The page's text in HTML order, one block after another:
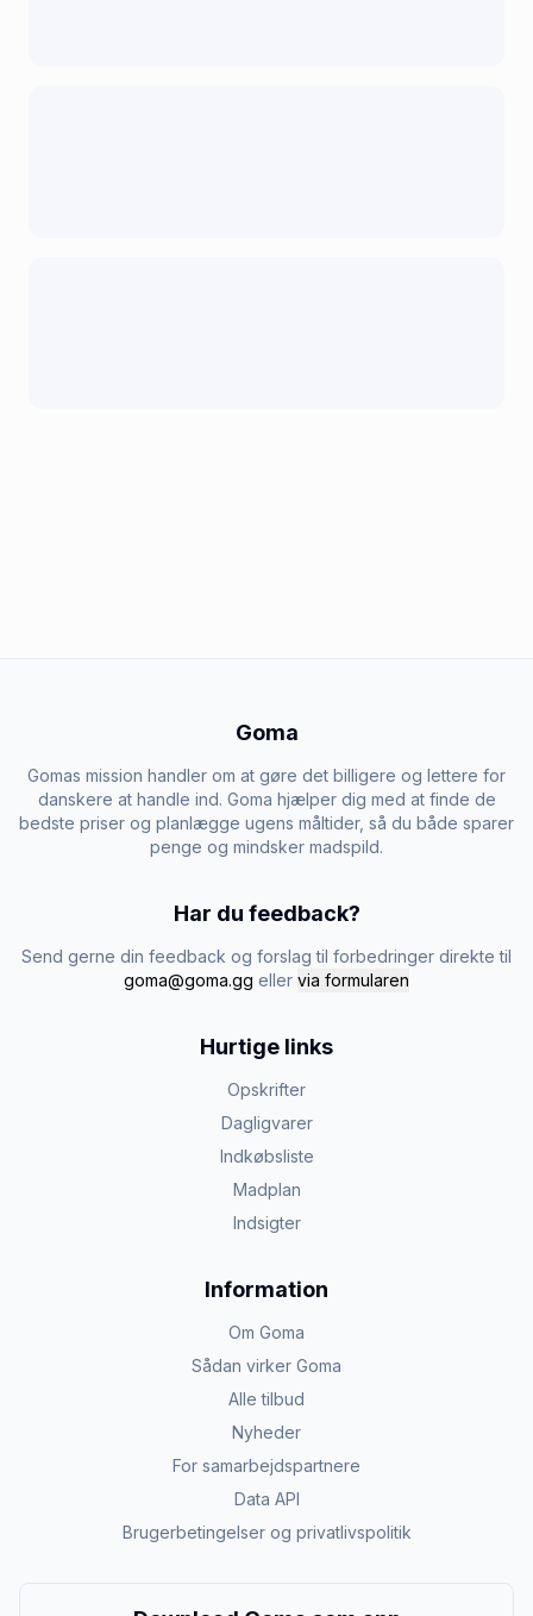
Goma
Gomas mission handler om at gøre det billigere og lettere for
danskere at handle ind. Goma hjælper dig med at finde de
bedste priser og planlægge ugens måltider, så du både sparer
penge og mindsker madspild.
Har du feedback?
Send gerne din feedback og forslag til forbedringer direkte til
goma@goma.gg eller via formularen
Hurtige links
Opskrifter
Dagligvarer
Indkøbsliste
Madplan
Indsigter
Information
Om Goma
Sådan virker Goma
Alle tilbud
Nyheder
For samarbejdspartnere
Data API
Brugerbetingelser og privatlivspolitik